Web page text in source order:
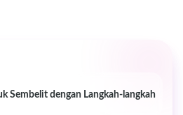
Sembelit dengan Langkah-langkah